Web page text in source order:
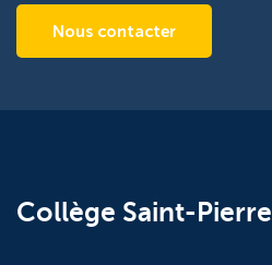
Nous contacter
Collège Saint-Pierre